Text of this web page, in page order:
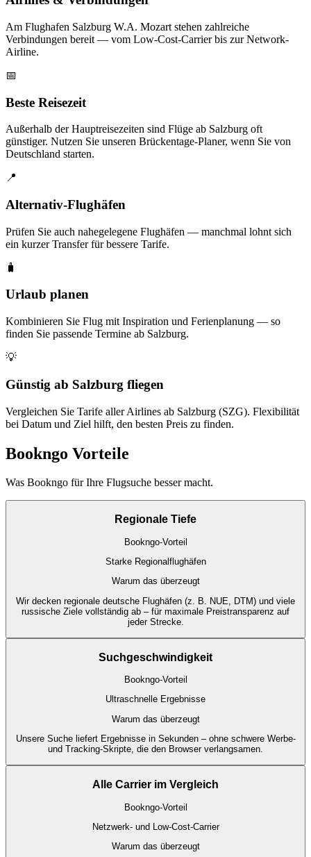
Am Flughafen Salzburg W.A. Mozart stehen zahlreiche
Verbindungen bereit — vom Low-Cost-Carrier bis zur Network-
Airline.
📅
Beste Reisezeit
Außerhalb der Hauptreisezeiten sind Flüge ab Salzburg oft
günstiger. Nutzen Sie unseren Brückentage-Planer, wenn Sie von
Deutschland starten.
📍
Alternativ-Flughäfen
Prüfen Sie auch nahegelegene Flughäfen — manchmal lohnt sich
ein kurzer Transfer für bessere Tarife.
🧳
Urlaub planen
Kombinieren Sie Flug mit Inspiration und Ferienplanung — so
finden Sie passende Termine ab Salzburg.
💡
Günstig ab Salzburg fliegen
Vergleichen Sie Tarife aller Airlines ab Salzburg (SZG). Flexibilität
bei Datum und Ziel hilft, den besten Preis zu finden.
Bookngo Vorteile
Was Bookngo für Ihre Flugsuche besser macht.
Regionale Tiefe
Bookngo-Vorteil
Starke Regionalflughäfen
Warum das überzeugt
Wir decken regionale deutsche Flughäfen (z. B. NUE, DTM) und viele
russische Ziele vollständig ab – für maximale Preistransparenz auf
jeder Strecke.
Suchgeschwindigkeit
Bookngo-Vorteil
Ultraschnelle Ergebnisse
Warum das überzeugt
Unsere Suche liefert Ergebnisse in Sekunden – ohne schwere Werbe-
und Tracking-Skripte, die den Browser verlangsamen.
Alle Carrier im Vergleich
Bookngo-Vorteil
Netzwerk- und Low-Cost-Carrier
Warum das überzeugt